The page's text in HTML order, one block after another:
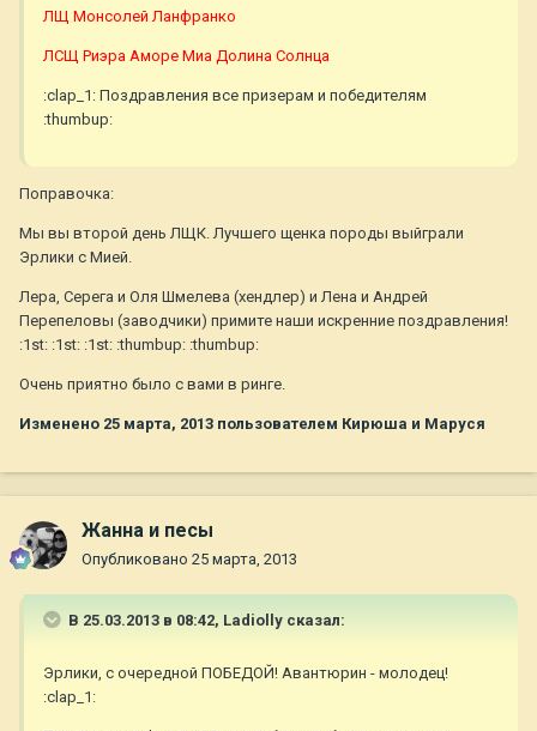
ЛЩ Монсолей Ланфранко
ЛСЩ Риэра Аморе Миа Долина Солнца
:clap_1: Поздравления все призерам и победителям
:thumbup:
Поправочка:
Мы вы второй день ЛЩК. Лучшего щенка породы выйграли
Эрлики с Мией.
Лера, Серега и Оля Шмелева (хендлер) и Лена и Андрей
Перепеловы (заводчики) примите наши искренние поздравления!
:1st: :1st: :1st: :thumbup: :thumbup:
Очень приятно было с вами в ринге.
Изменено 25 марта, 2013 пользователем Кирюша и Маруся
Жанна и песы
Опубликовано 25 марта, 2013
В 25.03.2013 в 08:42, Ladiolly сказал:
Эрлики, с очередной ПОБЕДОЙ! Авантюрин - молодец!
:clap_1: